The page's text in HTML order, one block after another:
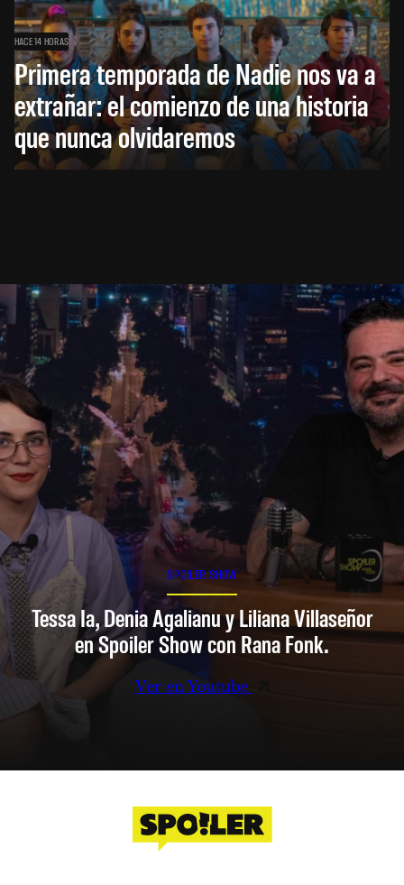
HACE 14 HORAS
Primera temporada de Nadie nos va a
extrañar: el comienzo de una historia
que nunca olvidaremos
SPOILER SHOW
Tessa Ia, Denia Agalianu y Liliana Villaseñor
en Spoiler Show con Rana Fonk.
Ver en Youtube